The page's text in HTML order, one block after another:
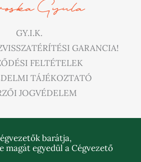
GY.I.K.
GARANCIA!
FELTÉTELEK
TÁJÉKOZTATÓ
JOGVÉDELEM
barátja,
magát egyedül a Cégvezető